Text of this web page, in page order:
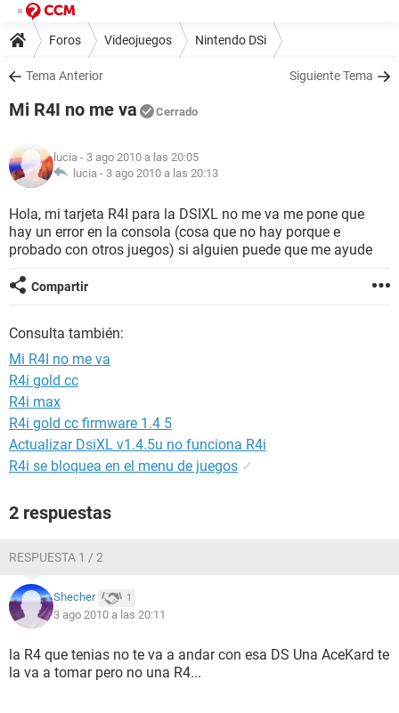
Foros Videojuegos Nintendo DSi
Tema Anterior Siguiente Tema
Mi R4I no me va Cerrado
lucia - 3 ago 2010 a las 20:05
lucia - 3 ago 2010 a las 20:13
Hola, mi tarjeta R4I para la DSIXL no me va me pone que
hay un error en la consola (cosa que no hay porque e
probado con otros juegos) si alguien puede que me ayude
Compartir
Consulta también:
Mi R4I no me va
R4i gold cc
R4i max
R4i gold cc firmware 1.4 5
Actualizar DsiXL v1.4.5u no funciona R4i
R4i se bloquea en el menu de juegos ✓
2 respuestas
RESPUESTA 1 / 2
Shecher 1
3 ago 2010 a las 20:11
la R4 que tenias no te va a andar con esa DS Una AceKard te
la va a tomar pero no una R4...